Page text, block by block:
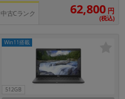
中古Cランク 62,800 円
(税込)
512GB
Win11搭載